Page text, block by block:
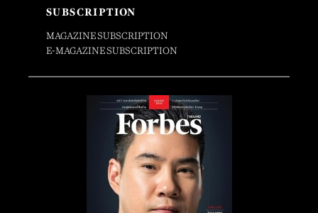
SUBSCRIPTION
MAGAZINE SUBSCRIPTION
E-MAGAZINE SUBSCRIPTION